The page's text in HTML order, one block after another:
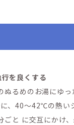
を良くする
るめのお湯にゆっ
に、40～42℃の熱い
と に交互にかけ